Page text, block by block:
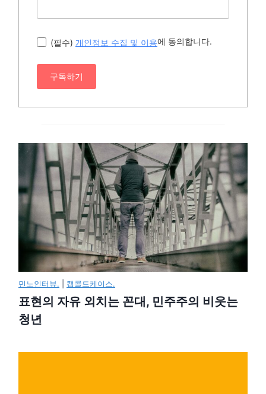
(필수) 개인정보 수집 및 이용에 동의합니다.
구독하기
민노인터뷰. 캡콜드케이스.
표현의 자유 외치는 꼰대, 민주주의 비웃는
청년